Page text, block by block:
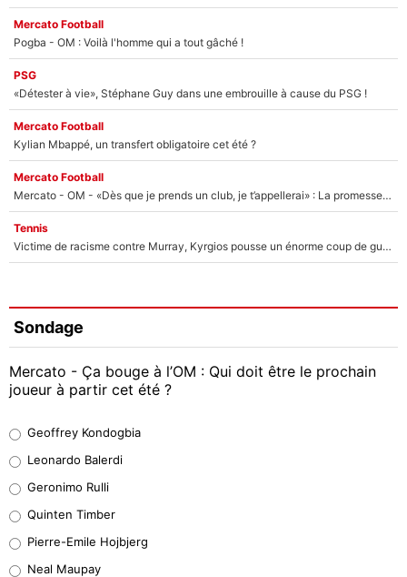
Mercato Football
Pogba - OM : Voilà l'homme qui a tout gâché !
PSG
«Détester à vie», Stéphane Guy dans une embrouille à cause du PSG !
Mercato Football
Kylian Mbappé, un transfert obligatoire cet été ?
Mercato Football
Mercato - OM - «Dès que je prends un club, je t’appellerai» : La promesse de Marcelino au moment de claquer la porte
Tennis
Victime de racisme contre Murray, Kyrgios pousse un énorme coup de gueule !
Sondage
Mercato - Ça bouge à l’OM : Qui doit être le prochain
joueur à partir cet été ?
38%
32%
5%
Geoffrey Kondogbia
Leonardo Balerdi
Geronimo Rulli
Quinten Timber
Pierre-Emile Hojbjerg
Neal Maupay